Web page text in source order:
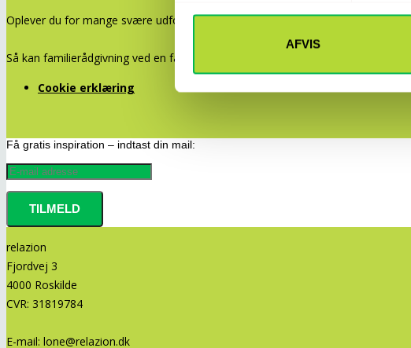
AFVIS
Oplever du for mange svære udfordringer i dit privat- eller arbejdsliv? Lever du
Så kan familierådgivning ved en familierådgiver være en løsning.
Cookie erklæring
Få gratis inspiration – indtast din mail:
relazion
Fjordvej 3
4000 Roskilde
CVR: 31819784
E-mail: lone@relazion.dk